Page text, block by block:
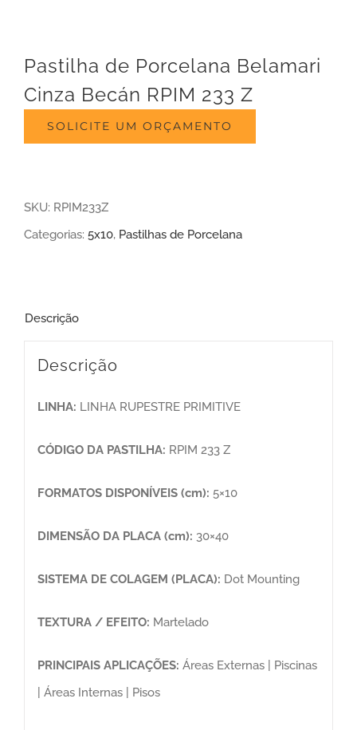
Pastilha de Porcelana Belamari
Cinza Becán RPIM 233 Z
SOLICITE UM ORÇAMENTO
SKU: RPIM233Z
Categorias: 5x10, Pastilhas de Porcelana
Descrição
Descrição
LINHA: LINHA RUPESTRE PRIMITIVE
CÓDIGO DA PASTILHA: RPIM 233 Z
FORMATOS DISPONÍVEIS (cm): 5×10
DIMENSÃO DA PLACA (cm): 30×40
SISTEMA DE COLAGEM (PLACA): Dot Mounting
TEXTURA / EFEITO: Martelado
PRINCIPAIS APLICAÇÕES: Áreas Externas | Piscinas
| Áreas Internas | Pisos